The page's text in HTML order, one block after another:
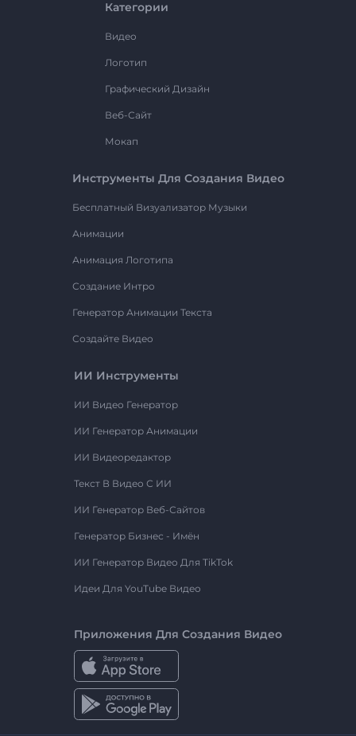
Категории
Видео
Логотип
Графический Дизайн
Веб-Сайт
Мокап
Инструменты Для Создания Видео
Бесплатный Визуализатор Музыки
Анимации
Анимация Логотипа
Создание Интро
Генератор Анимации Текста
Создайте Видео
ИИ Инструменты
ИИ Видео Генератор
ИИ Генератор Анимации
ИИ Видеоредактор
Текст В Видео С ИИ
ИИ Генератор Веб-Сайтов
Генератор Бизнес - Имён
ИИ Генератор Видео Для TikTok
Идеи Для YouTube Видео
Приложения Для Создания Видео